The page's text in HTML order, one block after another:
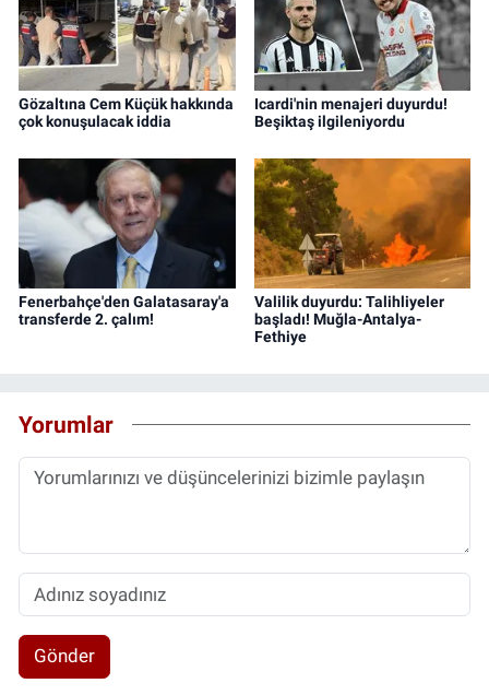
Gözaltına Cem Küçük hakkında
çok konuşulacak iddia
Icardi'nin menajeri duyurdu!
Beşiktaş ilgileniyordu
Fenerbahçe'den Galatasaray'a
transferde 2. çalım!
Valilik duyurdu: Talihliyeler
başladı! Muğla-Antalya-
Fethiye
Yorumlar
Gönder